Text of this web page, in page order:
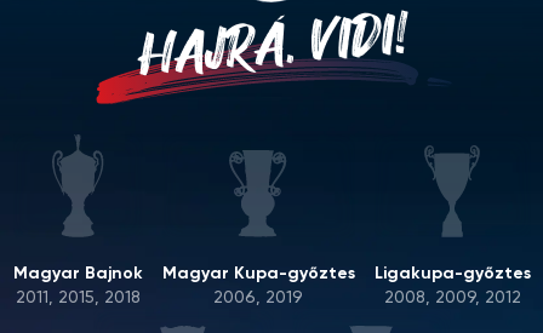
HAJRÁ, VIDI!
Magyar Bajnok
2011, 2015, 2018
Magyar Kupa-győztes
2006, 2019
Ligakupa-győztes
2008, 2009, 2012